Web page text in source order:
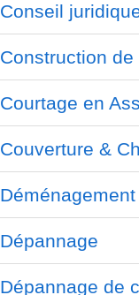
Conseil
Construction de
Courtage en
Couverture &
Déménagement
Dépannage
Dépannage de